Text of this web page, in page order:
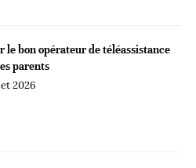
le bon opérateur de téléassistance
parents
2026